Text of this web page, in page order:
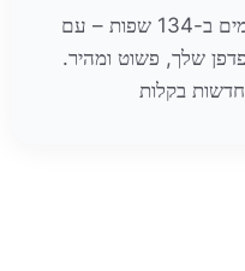
הקלד כל מילה וקבל מייד תרגומים ב-134 שפות – עם
שלך, פשוט ומהיר.